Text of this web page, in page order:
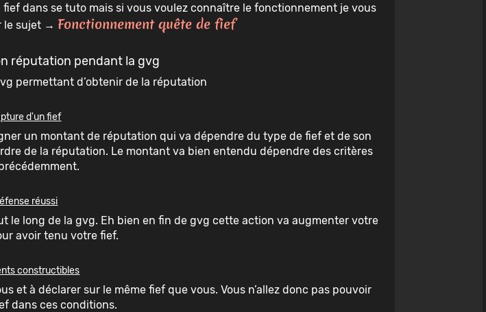
dans se tuto mais si vous voulez connaître le fonctionnement je vous
le sujet → Fonctionnement quête de fief
réputation pendant la gvg
permettant d’obtenir de la réputation
d'un fief
un montant de réputation qui va dépendre du type de fief et de son
de la réputation. Le montant va bien entendu dépendre des critères
réussi
le long de la gvg. Eh bien en fin de gvg cette action va augmenter votre
avoir tenu votre fief.
constructibles
et à déclarer sur le même fief que vous. Vous n’allez donc pas pouvoir
dans ces conditions.